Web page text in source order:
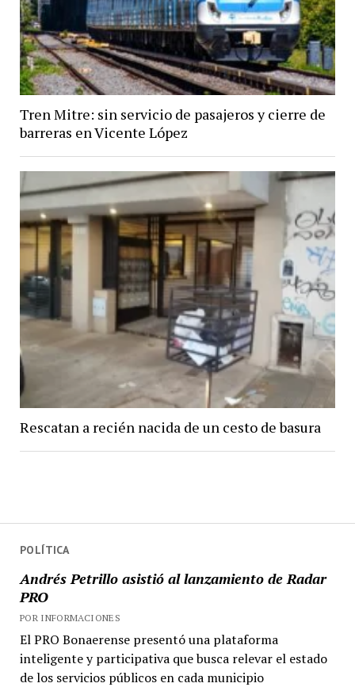
POLÍTICA
Andrés Petrillo asistió al lanzamiento de Radar
PRO
POR INFORMACIONES
El PRO Bonaerense presentó una plataforma
inteligente y participativa que busca relevar el estado
de los servicios públicos en cada municipio
Tren Mitre: sin servicio de pasajeros y cierre de
barreras en Vicente López
Rescatan a recién nacida de un cesto de basura